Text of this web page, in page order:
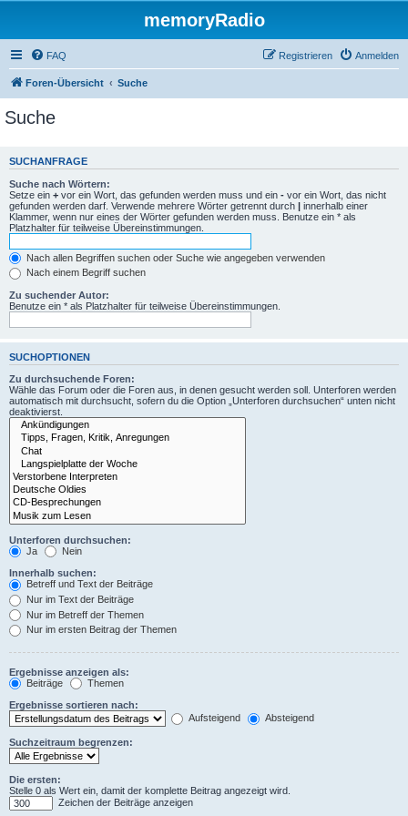
memoryRadio
FAQ Anmelden
Registrieren
Foren-Übersicht Suche
Suche
SUCHANFRAGE
Suche nach Wörtern:
Setze ein + vor ein Wort, das gefunden werden muss und ein - vor ein Wort, das nicht
gefunden werden darf. Verwende mehrere Wörter getrennt durch | innerhalb einer
Klammer, wenn nur eines der Wörter gefunden werden muss. Benutze ein * als
Platzhalter für teilweise Übereinstimmungen.
Nach allen Begriffen suchen oder Suche wie angegeben verwenden
Nach einem Begriff suchen
Zu suchender Autor:
Benutze ein * als Platzhalter für teilweise Übereinstimmungen.
SUCHOPTIONEN
Zu durchsuchende Foren:
Wähle das Forum oder die Foren aus, in denen gesucht werden soll. Unterforen werden
automatisch mit durchsucht, sofern du die Option „Unterforen durchsuchen“ unten nicht
deaktivierst.
Unterforen durchsuchen:
Ja
Nein
Innerhalb suchen:
Betreff und Text der Beiträge
Nur im Text der Beiträge
Nur im Betreff der Themen
Nur im ersten Beitrag der Themen
Ergebnisse anzeigen als:
Beiträge
Themen
Ergebnisse sortieren nach:
Aufsteigend
Absteigend
Suchzeitraum begrenzen:
Die ersten:
Stelle 0 als Wert ein, damit der komplette Beitrag angezeigt wird.
Zeichen der Beiträge anzeigen